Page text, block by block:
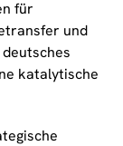
für
und
katalytische